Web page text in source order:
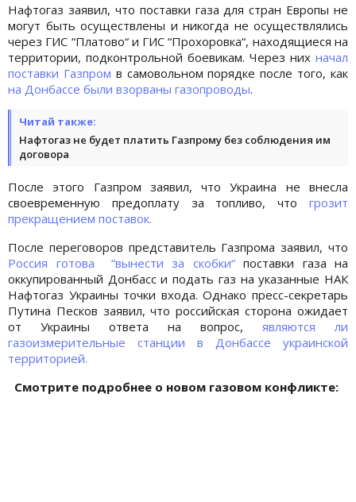
Нафтогаз заявил, что поставки газа для стран Европы не
могут быть осуществлены и никогда не осуществлялись
через ГИС “Платово“ и ГИС “Прохоровка“, находящиеся на
территории, подконтрольной боевикам. Через них начал
поставки Газпром в самовольном порядке после того, как
на Донбассе были взорваны газопроводы.
Читай также:
Нафтогаз не будет платить Газпрому без соблюдения им
договора
После этого Газпром заявил, что Украина не внесла
своевременную предоплату за топливо, что грозит
прекращением поставок.
После переговоров представитель Газпрома заявил, что
Россия готова “вынести за скобки“поставки газа на
оккупированный Донбасс и подать газ на указанные НАК
Нафтогаз Украины точки входа. Однако пресс-секретарь
Путина Песков заявил, что российская сторона ожидает
от Украины ответа на вопрос, являются ли
газоизмерительные станции в Донбассе украинской
территорией.
Смотрите подробнее о новом газовом конфликте: